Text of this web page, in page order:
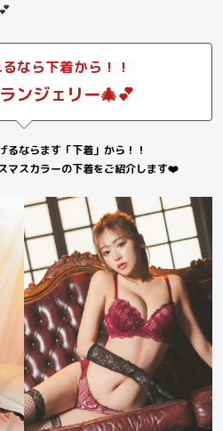
なら下着から！！
ンジェリー🎄💕
るならます「下着」から！！
マスカラーの下着をご紹介します❤️